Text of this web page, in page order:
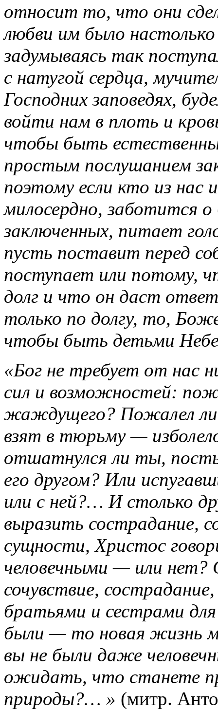
относит то, что они
любви им было
задумываясь так
с натугой сердца,
Господних заповедях,
войти нам в плоть и
чтобы быть
простым послушанием
поэтому если кто из
милосердно, заботится
заключенных, питает
пусть поставит перед
поступает или потому,
долг и что он даст
только по долгу, то,
чтобы быть детьми
«Бог не требует от нас
сил и возможностей:
жаждущего? Пожалел ли
взят в тюрьму —
отшатнулся ли ты,
его другом? Или
или с ней?… И столько
выразить сострадание,
сущности, Христос
человечными — или нет?
сочувствие,
братьями и сестрами
были — то новая жизнь
вы не были даже
ожидать, что станете
природы?… » (митр.